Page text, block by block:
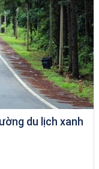
du lịch xanh